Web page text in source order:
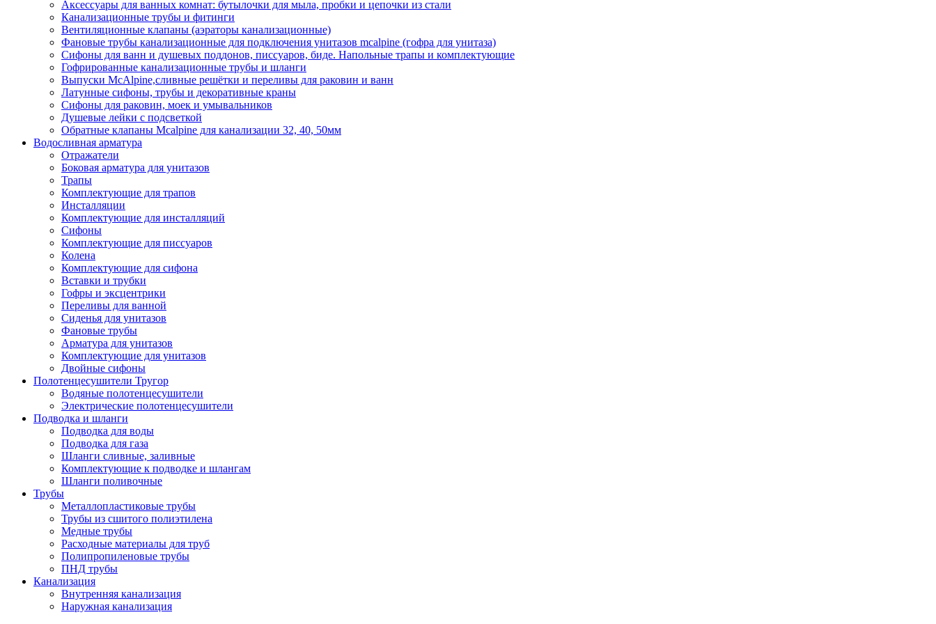
Аксессуары для ванных комнат: бутылочки для мыла, пробки и цепочки из стали
Канализационные трубы и фитинги
Вентиляционные клапаны (аэраторы канализационные)
Фановые трубы канализационные для подключения унитазов mcalpine (гофра для унитаза)
Сифоны для ванн и душевых поддонов, писсуаров, биде. Напольные трапы и комплектующие
Гофрированные канализационные трубы и шланги
Выпуски McAlpine,сливные решётки и переливы для раковин и ванн
Латунные сифоны, трубы и декоративные краны
Сифоны для раковин, моек и умывальников
Душевые лейки с подсветкой
Обратные клапаны Mcalpine для канализации 32, 40, 50мм
Водосливная арматура
Отражатели
Боковая арматура для унитазов
Трапы
Комплектующие для трапов
Инсталляции
Комплектующие для инсталляций
Сифоны
Комплектующие для писсуаров
Колена
Комплектующие для сифона
Вставки и трубки
Гофры и эксцентрики
Переливы для ванной
Сиденья для унитазов
Фановые трубы
Арматура для унитазов
Комплектующие для унитазов
Двойные сифоны
Полотенцесушители Тругор
Водяные полотенцесушители
Электрические полотенцесушители
Подводка и шланги
Подводка для воды
Подводка для газа
Шланги сливные, заливные
Комплектующие к подводке и шлангам
Шланги поливочные
Трубы
Металлопластиковые трубы
Трубы из сшитого полиэтилена
Медные трубы
Расходные материалы для труб
Полипропиленовые трубы
ПНД трубы
Канализация
Внутренняя канализация
Наружная канализация